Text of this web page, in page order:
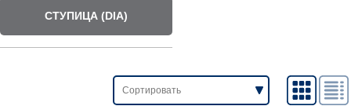
СТУПИЦА (DIA)